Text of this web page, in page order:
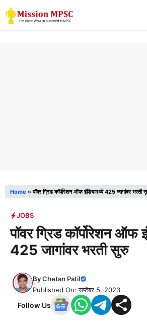
Skip
to
Home »पॉवर ग्रिड कॉर्पोरेशन ऑफ इंडियामध्ये 425 जागांवर भरती
JOBS
पॉवर ग्रिड कॉर्पोरेशन ऑफ
425 जागांवर भरती सुरु
ByChetan Patil
Published On: सप्टेंबर 5, 2023
Follow Us